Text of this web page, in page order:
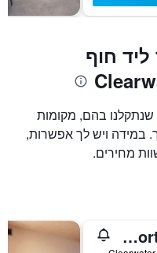
ליד חוף
שנתקלנו בהם, מקומות
במידה ויש לך אפשרות,
מחירים.
Royal North Beach